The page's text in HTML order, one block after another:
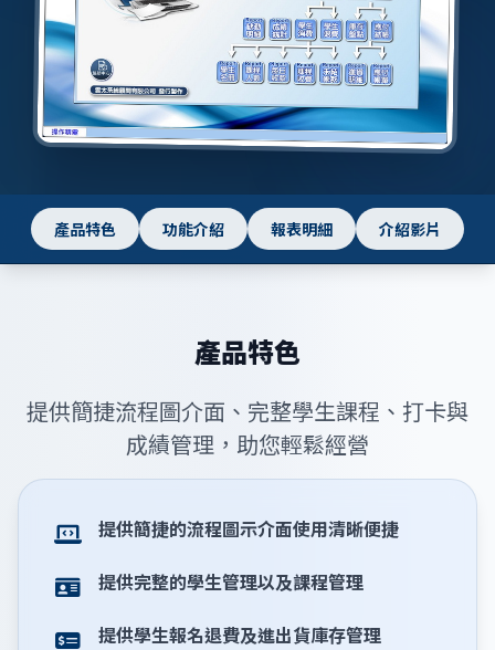
產品特色 功能介紹 報表明細 介紹影片
產品特色
提供簡捷流程圖介面、完整學生課程、打卡與
成績管理，助您輕鬆經營
提供簡捷的流程圖示介面使用清晰便捷
提供完整的學生管理以及課程管理
提供學生報名退費及進出貨庫存管理